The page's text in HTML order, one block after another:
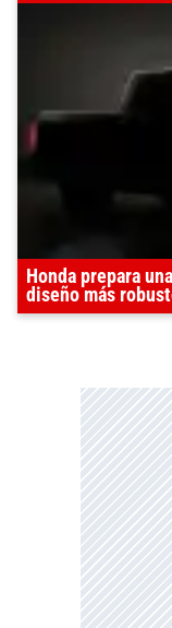
Honda prepara
diseño más